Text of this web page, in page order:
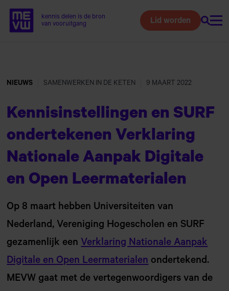
Naar
Home van MEVW
kennis delen is de bron
van vooruitgang
Lid worden
Kennisinstellingen en SURF
ondertekenen Verklaring
Nationale Aanpak Digitale
en Open Leermaterialen
NIEUWS SAMENWERKEN IN DE KETEN 9 MAART 2022
Op 8 maart hebben Universiteiten van
Nederland, Vereniging Hogescholen en SURF
gezamenlijk eenVerklaring Nationale Aanpak
Digitale en Open Leermaterialenondertekend.
MEVW gaat met de vertegenwoordigers van de